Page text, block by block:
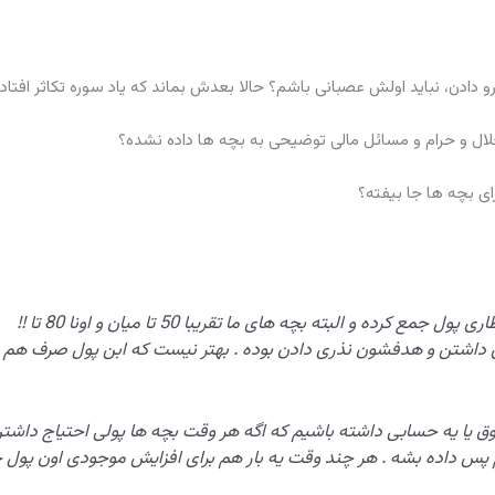
دادن، نباید اولش عصبانی باشم؟ حالا بعدش بماند که یاد سوره تکاثر
و حرام و مسائل مالی توضیحی به بچه ها داده نشده؟
بچه ها جا بیفته؟
داشتن و هدفشون نذری دادن بوده . بهتر نیست که ابن پول صرف هم
یا یه حسابی داشته باشیم که اگه هر وقت بچه ها پولی احتیاج
داده بشه . هر چند وقت یه بار هم برای افزایش موجودی اون